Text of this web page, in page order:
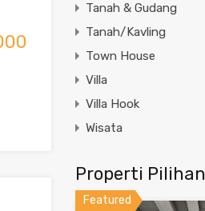
Tanah & Gudang
Tanah/Kavling
Town House
Villa
Villa Hook
Wisata
Properti Pilihan
Featured